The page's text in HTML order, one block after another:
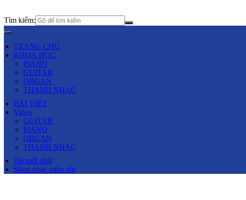
Tìm kiếm:
TRANG CHỦ
KHOÁ HỌC
PIANO
GUITAR
ORGAN
THANH NHẠC
BÀI VIẾT
Video
GUITAR
PIANO
ORGAN
THANH NHẠC
Tin mới nhất
Sheet nhạc miễn phí